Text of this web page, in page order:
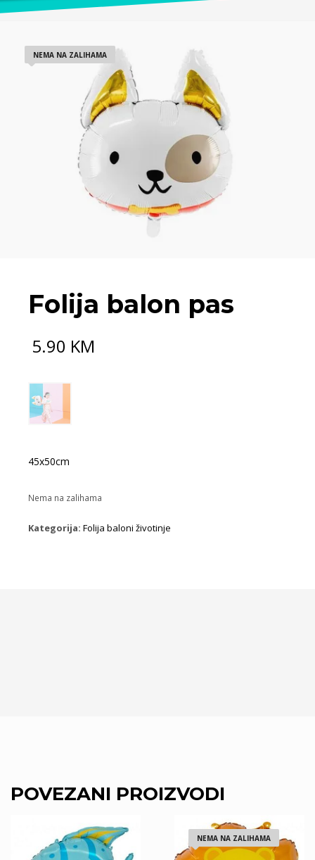
NEMA NA ZALIHAMA
Folija balon pas
5.90 KM
45x50cm
Nema na zalihama
Kategorija: Folija baloni životinje
POVEZANI PROIZVODI
NEMA NA ZALIHAMA